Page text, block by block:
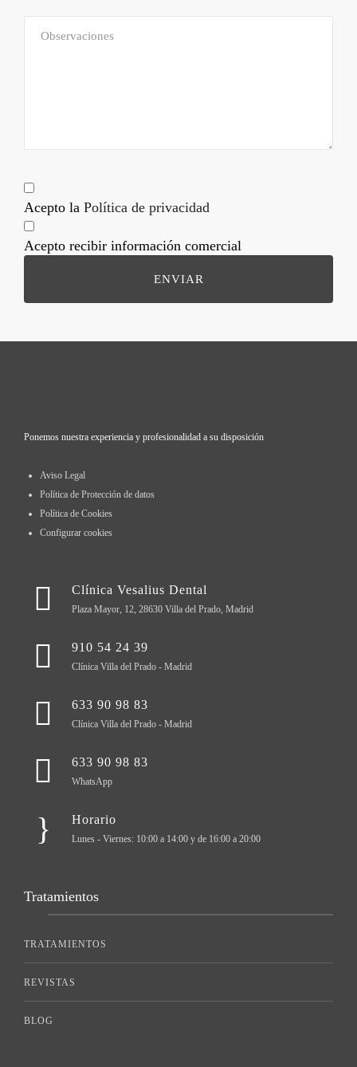
Acepto la Política de privacidad
Acepto recibir información comercial
Ponemos nuestra experiencia y profesionalidad a su disposición
Aviso Legal
Política de Protección de datos
Política de Cookies
Configurar cookies
Clínica Vesalius Dental
Plaza Mayor, 12, 28630 Villa del Prado, Madrid
910 54 24 39
Clínica Villa del Prado - Madrid
633 90 98 83
Clínica Villa del Prado - Madrid
633 90 98 83
WhatsApp
Horario
Lunes - Viernes: 10:00 a 14:00 y de 16:00 a 20:00
Tratamientos
TRATAMIENTOS
REVISTAS
BLOG